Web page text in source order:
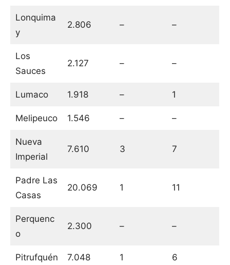
Lonquima
y
2.806 – –
Los
Sauces
2.127 – –
Lumaco 1.918 – 1
Melipeuco 1.546 – –
Nueva
Imperial
7.610 3 7
Padre Las
Casas
20.069 1 11
Perquenc
o
2.300 – –
Pitrufquén 7.048 1 6